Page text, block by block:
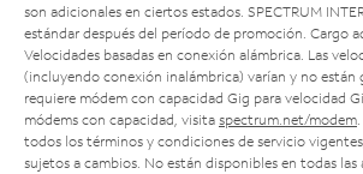
son adicionales en ciertos estados. SPECTRUM
estándar después del período de promoción. Cargo
Velocidades basadas en conexión alámbrica. Las
(incluyendo conexión inalámbrica) varían y no están
requiere módem con capacidad Gig para velocidad
módems con capacidad, visita spectrum.net/modem
todos los términos y condiciones de servicio
sujetos a cambios. No están disponibles en todas las